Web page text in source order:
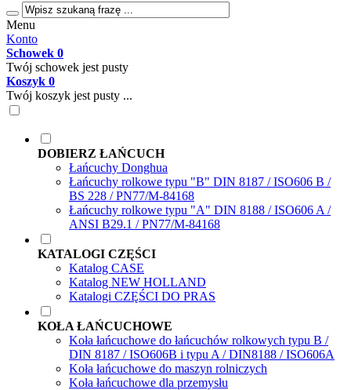
Menu
Konto
Schowek 0
Twój schowek jest pusty
Koszyk 0
Twój koszyk jest pusty ...
DOBIERZ ŁAŃCUCH
Łańcuchy Donghua
Łańcuchy rolkowe typu "B" DIN 8187 / ISO606 B /
BS 228 / PN77/M-84168
Łańcuchy rolkowe typu "A" DIN 8188 / ISO606 A /
ANSI B29.1 / PN77/M-84168
KATALOGI CZĘŚCI
Katalog CASE
Katalog NEW HOLLAND
Katalogi CZĘŚCI DO PRAS
KOŁA ŁAŃCUCHOWE
Koła łańcuchowe do łańcuchów rolkowych typu B /
DIN 8187 / ISO606B i typu A / DIN8188 / ISO606A
Koła łańcuchowe do maszyn rolniczych
Koła łańcuchowe dla przemysłu